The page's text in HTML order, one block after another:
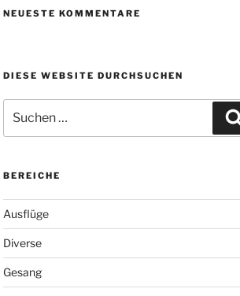
NEUESTE KOMMENTARE
DIESE WEBSITE DURCHSUCHEN
nach:
BEREICHE
Ausflüge
Diverse
Gesang